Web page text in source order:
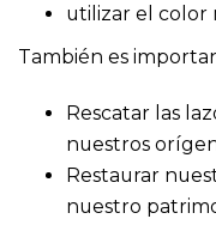
utilizar el color
También es
Rescatar las
nuestros
Restaurar
nuestro